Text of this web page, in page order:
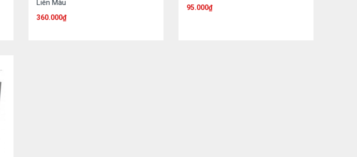
Liên Màu
360.000₫
95.000₫